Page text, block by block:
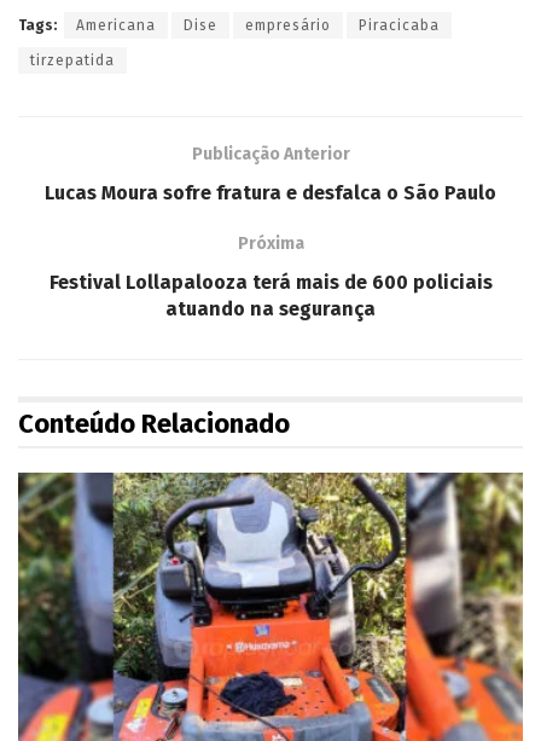
Tags: Americana Dise empresário Piracicaba
tirzepatida
Publicação Anterior
Lucas Moura sofre fratura e desfalca o São Paulo
Próxima
Festival Lollapalooza terá mais de 600 policiais
atuando na segurança
Conteúdo Relacionado